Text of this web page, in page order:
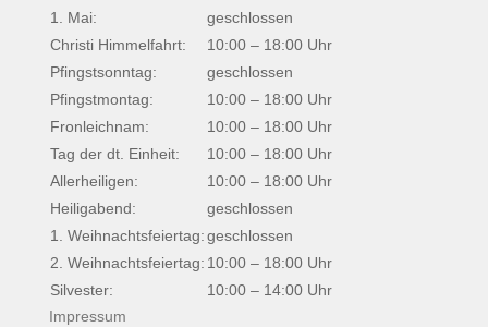
1. Mai:
geschlossen
Christi Himmelfahrt:
10:00 – 18:00 Uhr
Pfingstsonntag:
geschlossen
Pfingstmontag:
10:00 – 18:00 Uhr
Fronleichnam:
10:00 – 18:00 Uhr
Tag der dt. Einheit:
10:00 – 18:00 Uhr
Allerheiligen:
10:00 – 18:00 Uhr
Heiligabend:
geschlossen
1. Weihnachtsfeiertag:geschlossen
2. Weihnachtsfeiertag: 10:00 – 18:00 Uhr
Silvester:
10:00 – 14:00 Uhr
Impressum